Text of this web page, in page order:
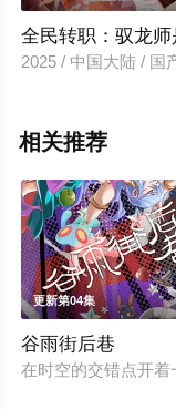
全民转职：驭龙
2025 / 中国大陆 / 国
相关推荐
更新第04集
谷雨街后巷
在时空的交错点开